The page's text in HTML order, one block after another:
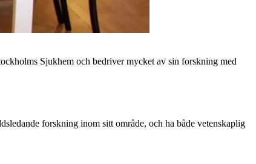
Sjukhem och bedriver mycket av sin forskning med
forskning inom sitt område, och ha både vetenskaplig